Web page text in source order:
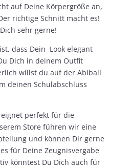
auf Deine Körpergröße an,
richtige Schnitt macht es!
sehr gerne!
dass Dein Look elegant
Dich in deinem Outfit
willst du auf der Abiball
deinen Schulabschluss
perfekt für die
Store führen wir eine
und können Dir gerne
für Deine Zeugnisvergabe
könntest Du Dich auch für